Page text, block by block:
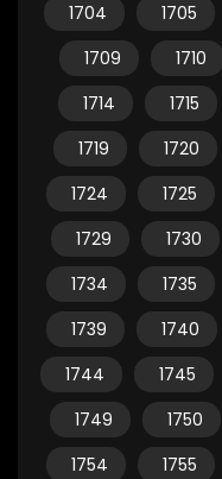
1704
1705
1709
1710
1714
1715
1719
1720
1724
1725
1729
1730
1734
1735
1739
1740
1744
1745
1749
1750
1754
1755